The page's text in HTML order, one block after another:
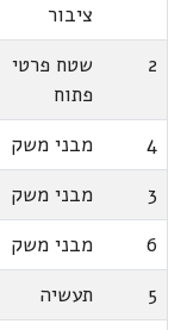
ציבור
2
שטח פרטי
פתוח
4 מבני משק
3
מבני משק
6
מבני משק
5
תעשיה